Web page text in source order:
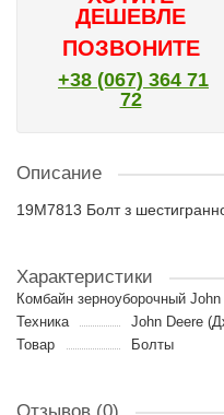
ДЕШЕВЛЕ
ПОЗВОНИТЕ
+38 (067) 364 71
72
Описание
19M7813 Болт з
Характеристики
Комбайн зерноуборочный John
Техника
John Deere
Товар
Болты